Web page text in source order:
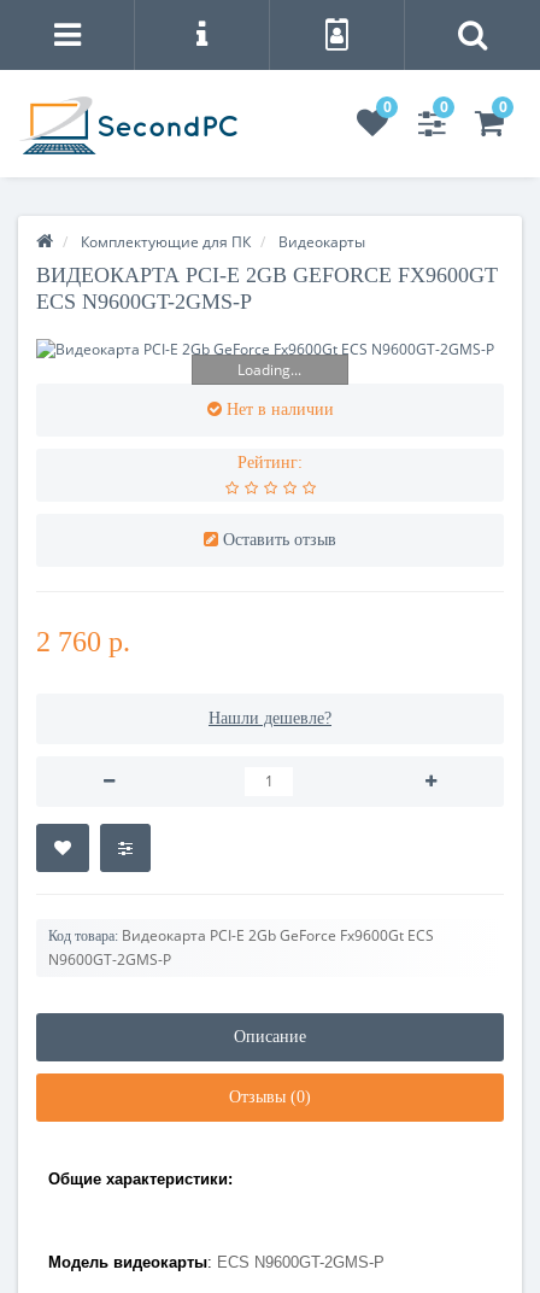
0 0 0
Комплектующие для ПК Видеокарты
ВИДЕОКАРТА PCI-E 2GB GEFORCE FX9600GT
ECS N9600GT-2GMS-P
Loading...
Нет в наличии
Рейтинг:
Оставить отзыв
2 760 р.
Нашли дешевле?
Код товара: Видеокарта PCI-E 2Gb GeForce Fx9600Gt ECS
N9600GT-2GMS-P
Описание
Отзывы (0)
Общие характеристики:
Модель видеокарты: ECS N9600GT-2GMS-P